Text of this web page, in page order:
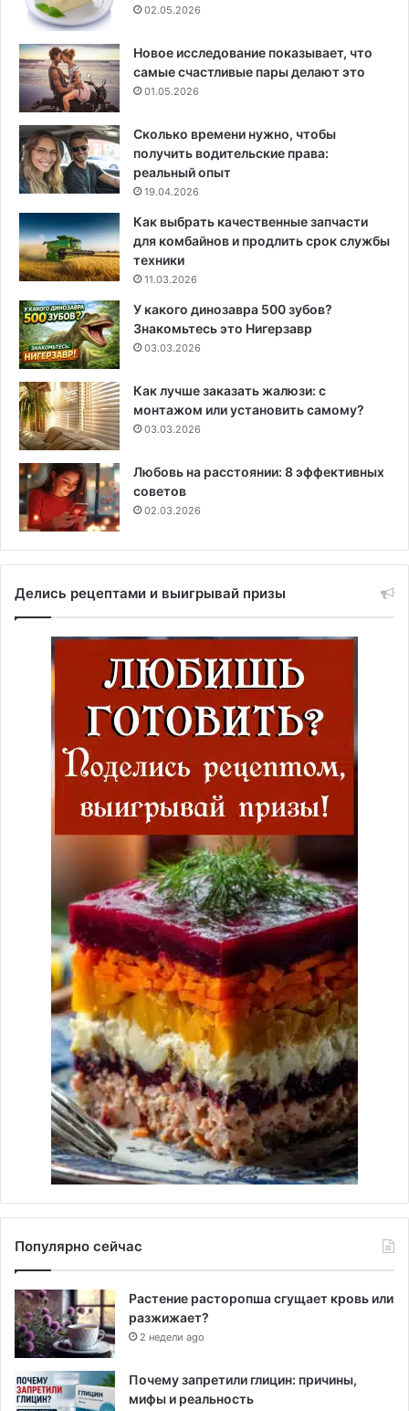
02.05.2026
Новое исследование показывает, что
самые счастливые пары делают это
01.05.2026
Сколько времени нужно, чтобы
получить водительские права:
реальный опыт
19.04.2026
Как выбрать качественные запчасти
для комбайнов и продлить срок службы
техники
11.03.2026
У какого динозавра 500 зубов?
Знакомьтесь это Нигерзавр
03.03.2026
Как лучше заказать жалюзи: с
монтажом или установить самому?
03.03.2026
Любовь на расстоянии: 8 эффективных
советов
02.03.2026
Делись рецептами и выигрывай призы
Популярно сейчас
Растение расторопша сгущает кровь или
разжижает?
2 недели ago
Почему запретили глицин: причины,
мифы и реальность